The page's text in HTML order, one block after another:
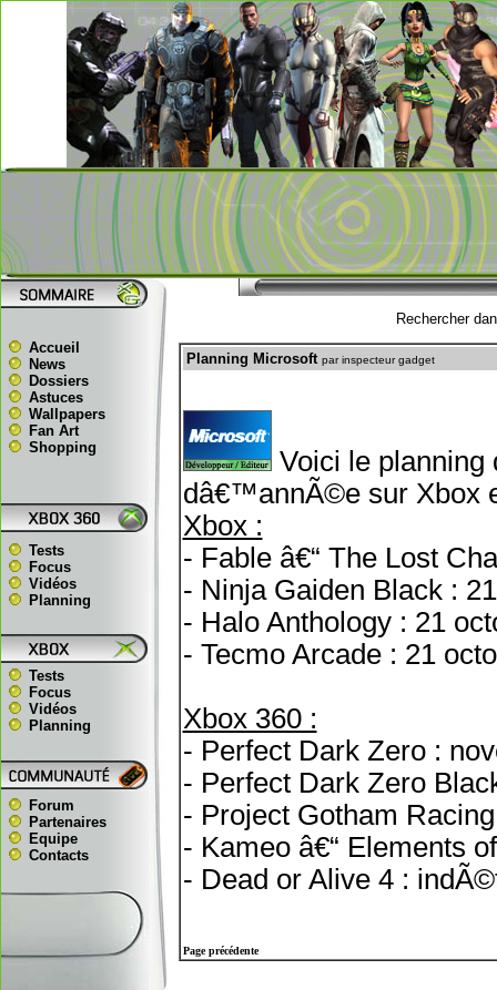
Accueil
News
Dossiers
Astuces
Wallpapers
Fan Art
Shopping
Tests
Focus
Vidéos
Planning
Tests
Focus
Vidéos
Planning
Forum
Partenaires
Equipe
Contacts
Rechercher
Planning Microsoft par inspecteur gadget
Voici le
dâ€™annÃ©e sur Xbox
Xbox :
- Fable â€“ The Lost
- Ninja Gaiden Black :
- Halo Anthology : 21
- Tecmo Arcade : 21
Xbox 360 :
- Perfect Dark Zero :
- Perfect Dark Zero
- Project Gotham
- Kameo â€“ Elements
- Dead or Alive 4 :
Page précédente